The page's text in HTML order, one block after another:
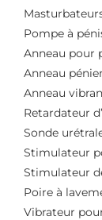
Pompe à
Anneau pour
Anneau
Anneau
Retardateur
Sonde
Stimulateur
Stimulateur
Poire à
Vibrateur